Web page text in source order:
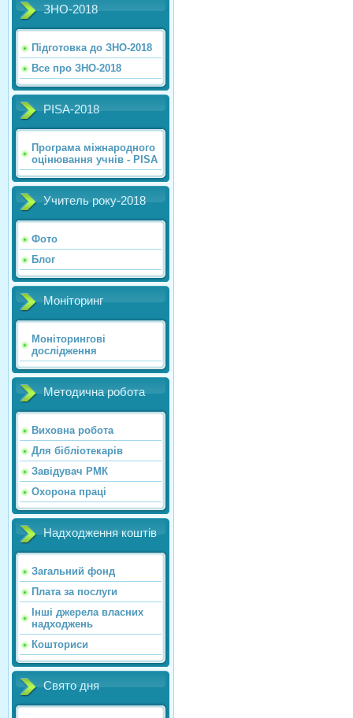
ЗНО-2018
Підготовка до ЗНО-2018
Все про ЗНО-2018
PISA-2018
Програма міжнародного
оцінювання учнів - PISA
Учитель року-2018
Фото
Блог
Моніторинг
Моніторингові
дослідження
Методична робота
Виховна робота
Для бібліотекарів
Завідувач РМК
Охорона праці
Надходження коштів
Загальний фонд
Плата за послуги
Інші джерела власних
надходжень
Кошториси
Свято дня